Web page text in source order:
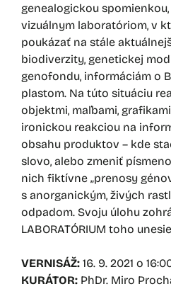
genealogickou
vizuálnym laboratóriom, v
poukázať na stále
biodiverzity, genetickej
genofondu, informáciám o
plastom. Na túto situáciu
objektmi, maľbami,
ironickou reakciou na
obsahu produktov – kde
slovo, alebo zmeniť
nich fiktívne „prenosy
s anorganickým, živých
odpadom. Svoju úlohu
LABORATÓRIUM toho
VERNISÁŽ: 16. 9. 2021 o
KURÁTOR: PhDr. Miro